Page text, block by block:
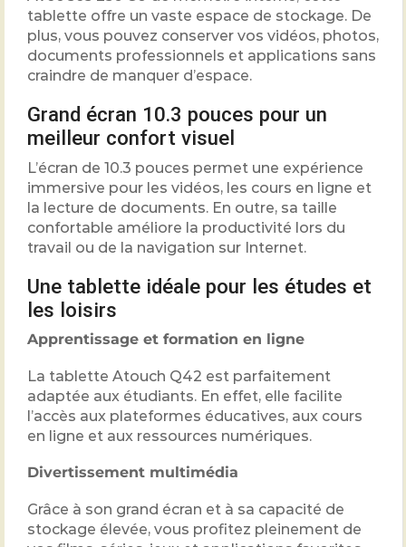
tablette offre un vaste espace de stockage. De
plus, vous pouvez conserver vos vidéos, photos,
documents professionnels et applications sans
craindre de manquer d’espace.
Grand écran 10.3 pouces pour un
meilleur confort visuel
L’écran de 10.3 pouces permet une expérience
immersive pour les vidéos, les cours en ligne et
la lecture de documents. En outre, sa taille
confortable améliore la productivité lors du
travail ou de la navigation sur Internet.
Une tablette idéale pour les études et
les loisirs
Apprentissage et formation en ligne
La tablette Atouch Q42 est parfaitement
adaptée aux étudiants. En effet, elle facilite
l’accès aux plateformes éducatives, aux cours
en ligne et aux ressources numériques.
Divertissement multimédia
Grâce à son grand écran et à sa capacité de
stockage élevée, vous profitez pleinement de